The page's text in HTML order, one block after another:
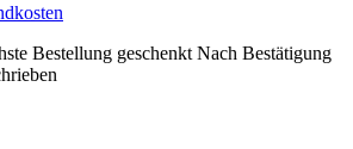
Bestellung geschenkt Nach Bestätigung